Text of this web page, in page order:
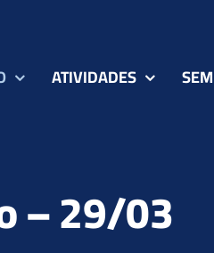
ATIVIDADES
– 29/03